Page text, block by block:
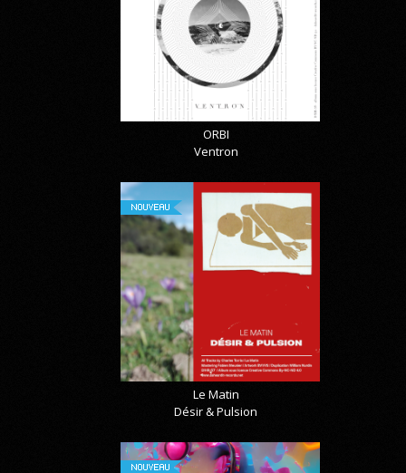
ORBI
Ventron
NOUVEAU
Le Matin
Désir & Pulsion
NOUVEAU